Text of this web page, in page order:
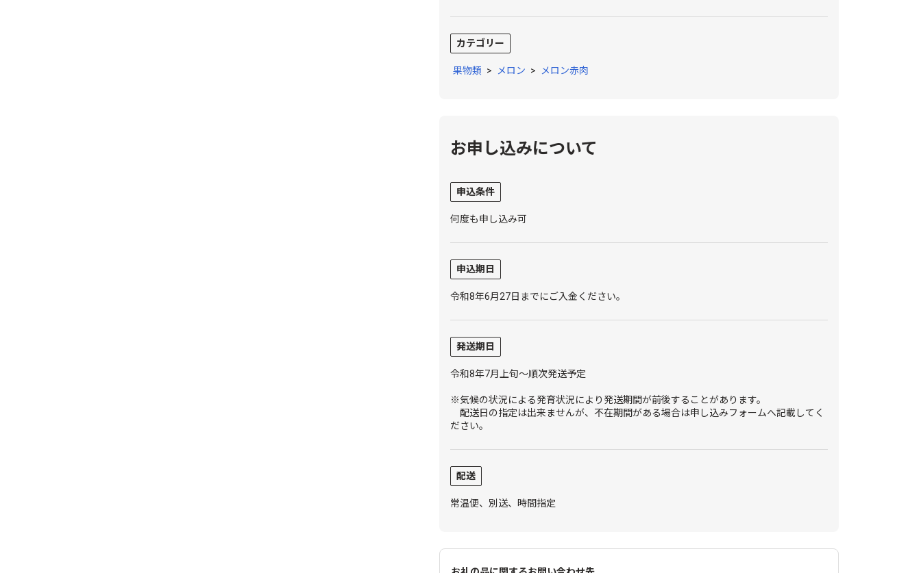
カテゴリー
果物類 > メロン > メロン赤肉
お申し込みについて
申込条件
何度も申し込み可
申込期日
令和8年6月27日までにご入金ください。
発送期日
令和8年7月上旬～順次発送予定
※気候の状況による発育状況により発送期間が前後することがあります。
配送日の指定は出来ませんが、不在期間がある場合は申し込みフォームへ記載してく
ださい。
配送
常温便、別送、時間指定